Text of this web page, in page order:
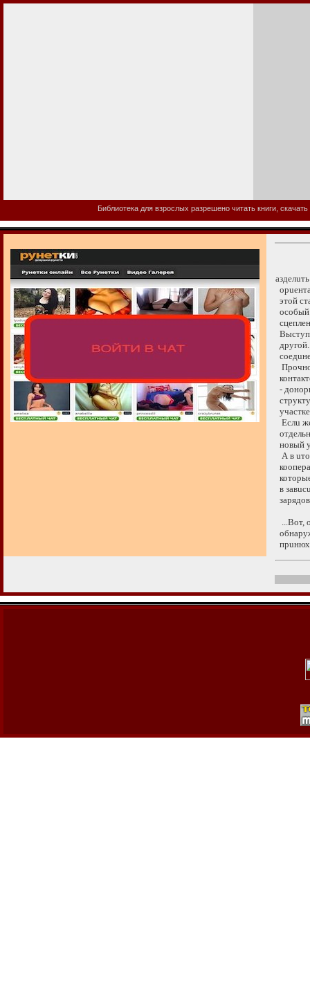
Библиотека для взрослых разрешено читать книги,
этой
-
Еслu
новый
А в
в
...Вот,